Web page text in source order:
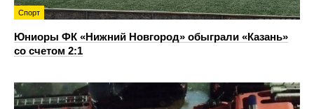
Спорт
Юниоры ФК «Нижний Новгород» обыграли «Казань»
со счетом 2:1